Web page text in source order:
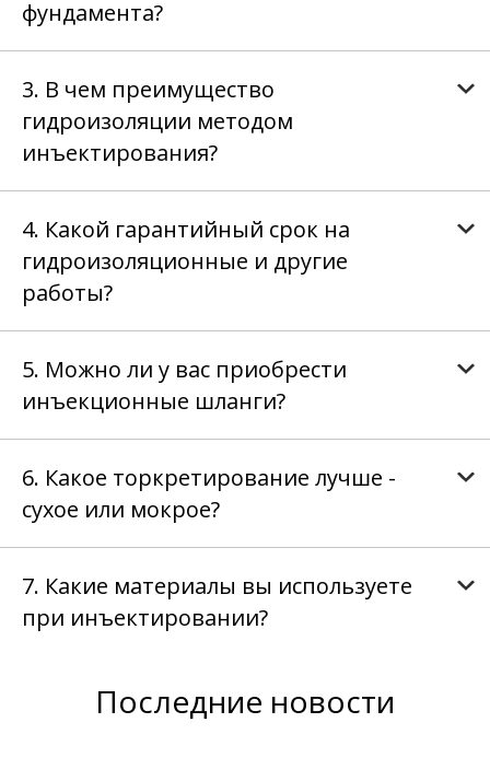
фундамента?
3. В чем преимущество
гидроизоляции методом
инъектирования?
4. Какой гарантийный срок на
гидроизоляционные и другие
работы?
5. Можно ли у вас приобрести
инъекционные шланги?
6. Какое торкретирование лучше -
сухое или мокрое?
7. Какие материалы вы используете
при инъектировании?
Последние новости